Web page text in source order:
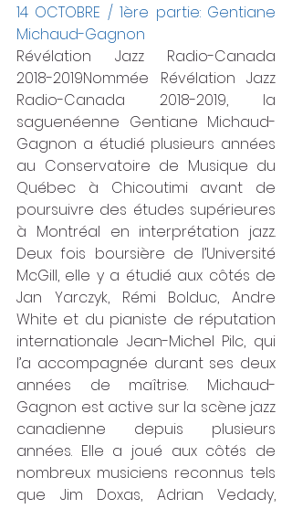
14 OCTOBRE / 1ère partie: Gentiane
Michaud-Gagnon
Révélation Jazz Radio-Canada
2018-2019Nommée Révélation Jazz
Radio-Canada 2018-2019, la
saguenéenne Gentiane Michaud-
Gagnon a étudié plusieurs années
au Conservatoire de Musique du
Québec à Chicoutimi avant de
poursuivre des études supérieures
à Montréal en interprétation jazz.
Deux fois boursière de l’Université
McGill, elle y a étudié aux côtés de
Jan Yarczyk, Rémi Bolduc, Andre
White et du pianiste de réputation
internationale Jean-Michel Pilc, qui
l’a accompagnée durant ses deux
années de maîtrise. Michaud-
Gagnon est active sur la scène jazz
canadienne depuis plusieurs
années. Elle a joué aux côtés de
nombreux musiciens reconnus tels
que Jim Doxas, Adrian Vedady,